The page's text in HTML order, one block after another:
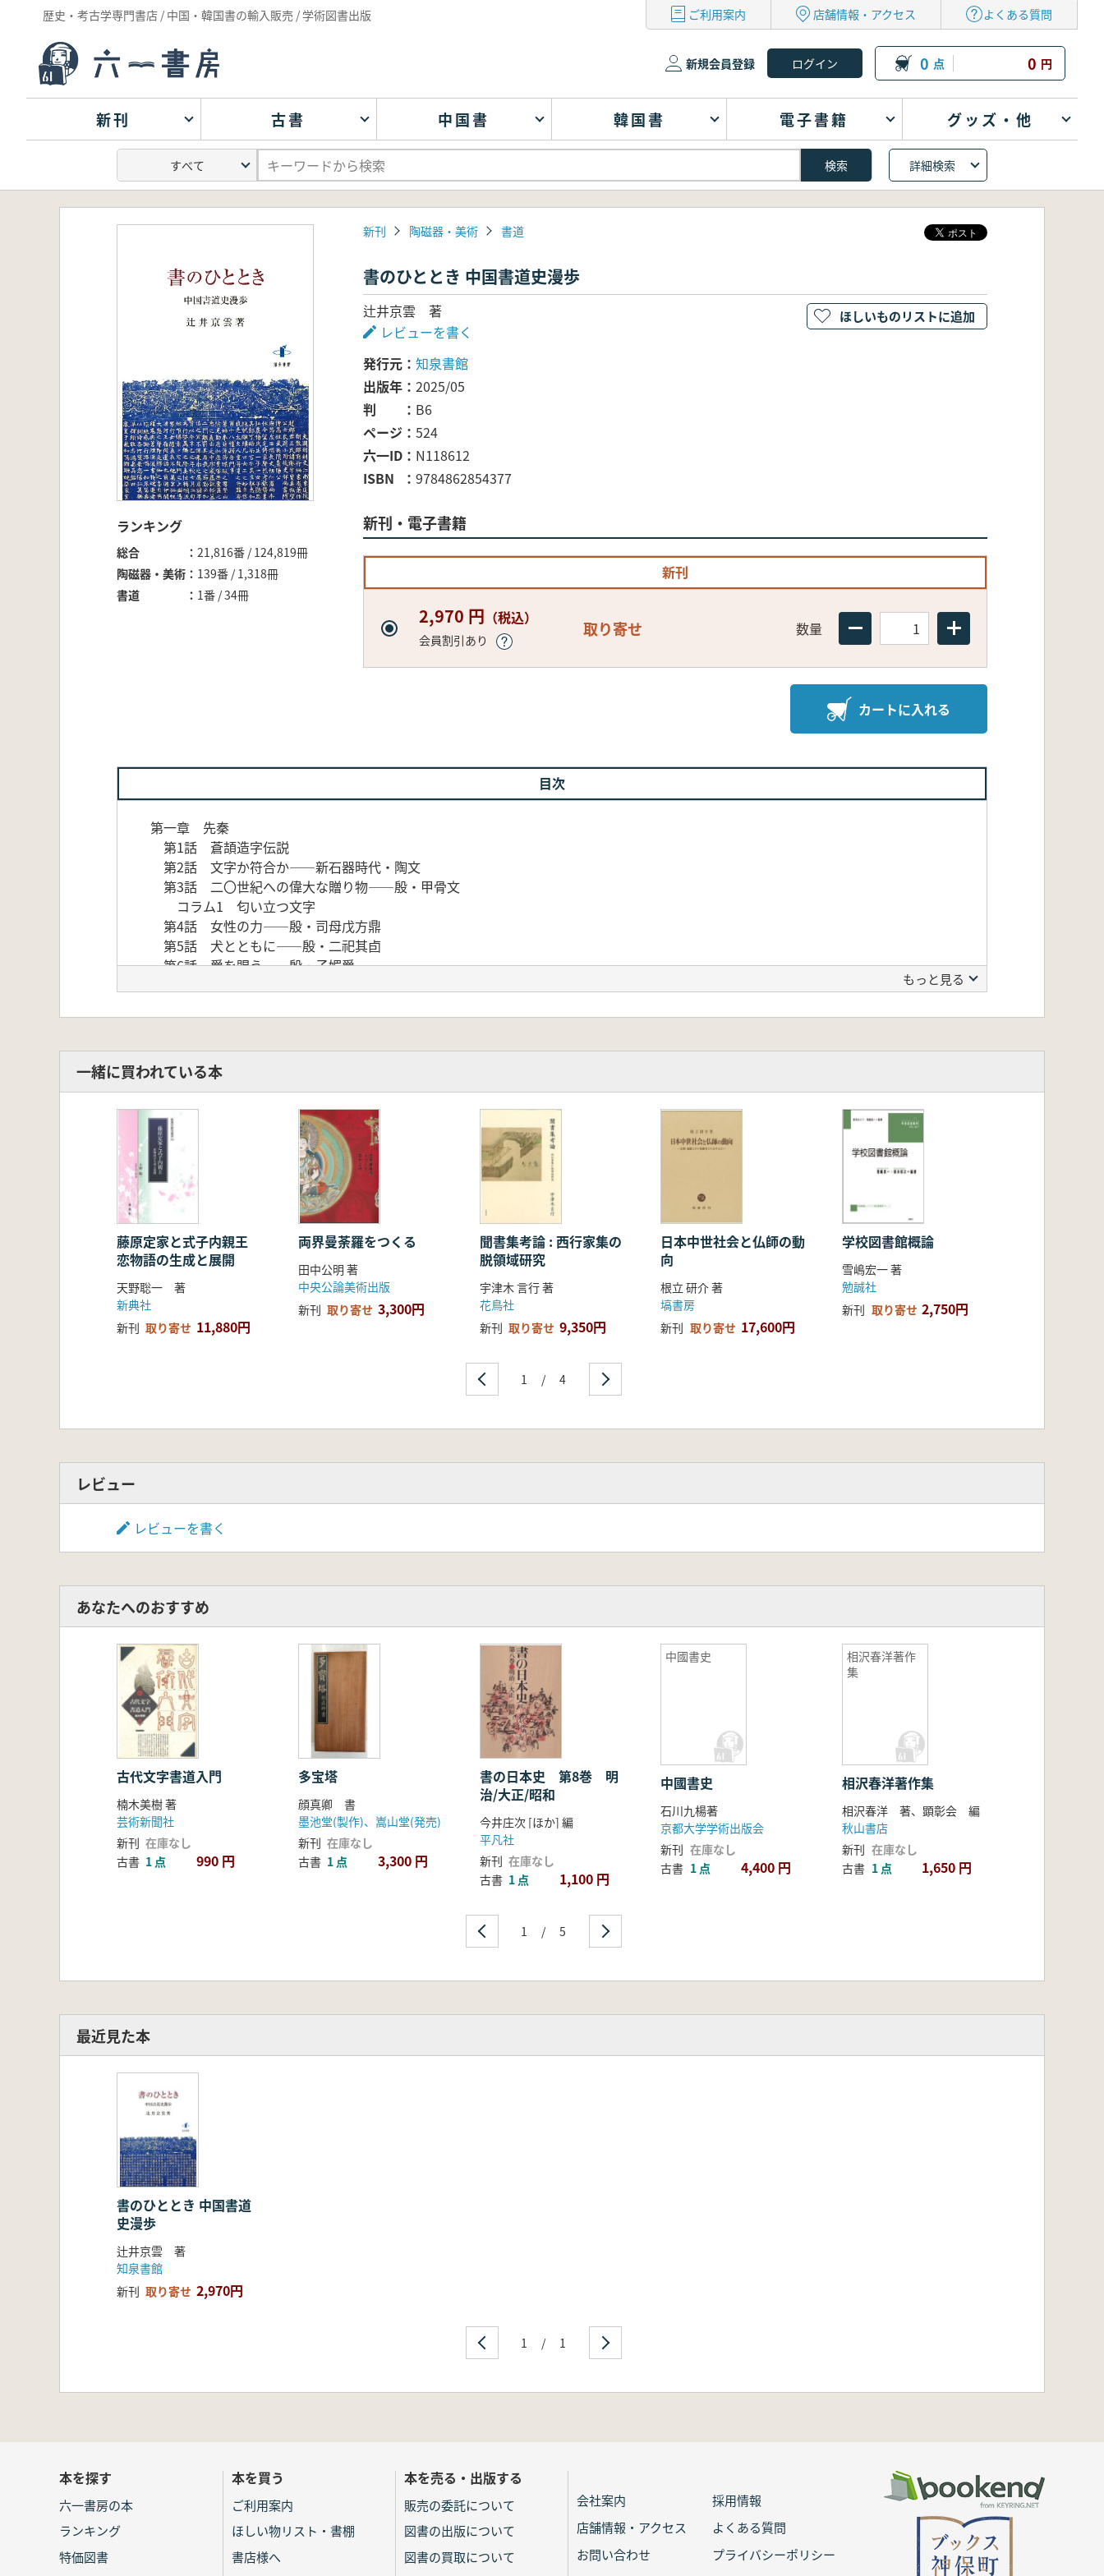
歴史・考古学専門書店 / 中国・韓国書の輸入販売 / 学術図書出版 ご利用案内 店舗情報・アクセス よくある質問
新規会員登録 0 点 0 円
新刊 古書 中国書 韓国書 電子書籍 グッズ・他
詳細検索
ランキング
総合
21,816番 / 124,819冊
陶磁器・美術
139番 / 1,318冊
書道
1番 / 34冊
新刊 陶磁器・美術 書道
書のひととき 中国書道史漫歩
辻井京雲 著
レビューを書く
発行元
知泉書館
出版年
2025/05
判
B6
ページ
524
六一ID
N118612
ISBN
9784862854377
新刊・電子書籍
新刊
2,970 円 （税込）
会員割引あり
取り寄せ 数量
カートに入れる
ほしいものリストに追加
目次
第一章 先秦
第1話 蒼頡造字伝説
第2話 文字か符合か――新石器時代・陶文
第3話 二〇世紀への偉大な贈り物――殷・甲骨文
コラム1 匂い立つ文字
第4話 女性の力――殷・司母戊方鼎
第5話 犬とともに――殷・二祀其卣
第6話 爵を賜う――殷・子媚爵
第9話 永く宝として用いよ――西周・史牆盤
第11話 文字を奏でる――春秋戦国・編鐘銘
第12話 臥薪嘗胆の剣――春秋戦国・越王句践剣
第14話 血盟の書――春秋戦国・侯馬盟書
第15話 貨幣――春秋戦国・貨幣
第16話 石鼓の歌――春秋戦国・石鼓文
第17話 通行の符節――春秋戦国・鄂君啓節
第18話 割り符――春秋戦国・虎符
第19話 古陶文――春秋戦国・陶文
第二章 秦漢
第20話 文字の力――秦・廿六年青銅詔版銘
第21話 碑はここに始まる――秦・泰山刻石
第22話 碑の威光――秦・琅邪台刻石
第23話 威厳の文字――秦・小篆十二字磚
第29話 君 酒を幸たのしまん――前漢・漆書
第32話 金印の輝き――前漢・金印(一)
第33話 南の「帝国」――前漢・金印(二)
第34話 妙味の篆書――前漢・瓦当
第36話 国境安寧――前漢・竟寧元年磚
コラム2 もはや紅はなし
第38話 戦は止まず――前漢・銀雀山漢簡
第39話 棄市――前漢・王杖十簡
第40話 章草体の出現――前漢・尹湾簡牘
第41話 刀筆の吏――前漢・書刀
第42話 紙の出現――前漢・天水紙ほか
第43話 小さな大資料――前漢・残紙
コラム3 鼎と年号
第45話 流沙の果て――漢代・敦煌漢簡ほか
コラム4 隷書考
第46話 隷書の巨石――新・連島界域刻石
第47話 うたかたの王朝――新・始建国二年規矩獣帯鏡
第49話 胸をうつ大きな気宇――後漢・開通褒斜道刻石
第54話 死者の尊重――後漢・刑徒磚
第55話 隷書から楷書へ――三国の書
第56話 壁に文あり――三国・三体石経
第57話 蜀道の難――三国・衮雪題字
第58話 奇想天外の書――三国・天発神讖碑
第59話 古人の息遣い――三国・走馬楼呉簡
第60話 刺を通ず――三国・朱然墓出土木刺
第61話 線条のおおらかさ――西晋・咸寧四年磚
第62話 迫りくる息づかい――西晋・陸機「平復帖」
第63話 幻の楼蘭――西晋・楼蘭残紙
第64話 オアシスから出た紙――西晋・懸泉遺址出土残紙
第65話 紙価あがる――西晋・呉書残巻
第66話 埋もれた名品の再発見――西晋・索靖「出師頌」
第67話 李柏の手紙――東晋・李柏文書
第68話 あこがれの書――東晋・王羲之「喪乱帖」
第76話 蘭亭づいて――東晋・王羲之「蘭亭序」
第77話 生気漲る書――東晋・王羲之「楽毅論」
第78話 花季少女――東晋・王羲之「孝女曹娥碑」
第79話 きわだつ才能――東晋・王廙「両表」ほか
第80話 真に迫る筆力――東晋・王献之「廿九日帖」
もっと見る
一緒に買われている本
藤原定家と式子内親王
恋物語の生成と展開
天野聡一 著
新典社
新刊 取り寄せ 11,880円
両界曼荼羅をつくる
田中公明 著
中央公論美術出版
新刊 取り寄せ 3,300円
聞書集考論 : 西行家集の
脱領域研究
宇津木 言行 著
花鳥社
新刊 取り寄せ 9,350円
日本中世社会と仏師の動
向
根立 研介 著
塙書房
新刊 取り寄せ 17,600円
学校図書館概論
雪嶋宏一 著
勉誠社
新刊 取り寄せ 2,750円
1 / 4
レビュー
レビューを書く
あなたへのおすすめ
古代文字書道入門
楠木美樹 著
芸術新聞社
新刊 在庫なし
古書 1 点 990 円
多宝塔
顔真卿 書
墨池堂(製作)、嵩山堂(発売)
新刊 在庫なし
古書 1 点 3,300 円
書の日本史 第8巻 明
治/大正/昭和
今井庄次 [ほか] 編
平凡社
新刊 在庫なし
古書 1 点 1,100 円
中國書史
中國書史
石川九楊著
京都大学学術出版会
新刊 在庫なし
古書 1 点 4,400 円
相沢春洋著作
集
相沢春洋著作集
相沢春洋 著、顕彰会 編
秋山書店
新刊 在庫なし
古書 1 点 1,650 円
1 / 5
最近見た本
書のひととき 中国書道
史漫歩
辻井京雲 著
知泉書館
新刊 取り寄せ 2,970円
1 / 1
本を探す
六一書房の本
ランキング
特価図書
本を買う
ご利用案内
ほしい物リスト・書棚
書店様へ
本を売る・出版する
販売の委託について
図書の出版について
図書の買取について
会社案内
採用情報
店舗情報・アクセス
よくある質問
お問い合わせ
プライバシーポリシー